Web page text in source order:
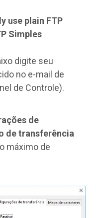
use plain FTP
Simples
digite seu
no e-mail de
de Controle).
de
de transferência
máximo de